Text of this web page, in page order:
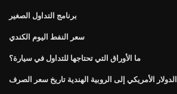
برنامج التداول الصغير
سعر النفط اليوم الكندي
ما الأوراق التي تحتاجها للتداول في سيارة؟
الدولار الأمريكي إلى الروبية الهندية تاريخ سعر الصرف